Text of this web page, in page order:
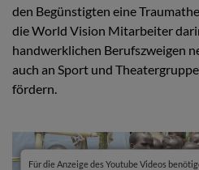
den Begünstigten eine
die World Vision Mitarbeiter
handwerklichen Berufszweigen
auch an Sport und
fördern.
Für die Anzeige des Youtube Videos